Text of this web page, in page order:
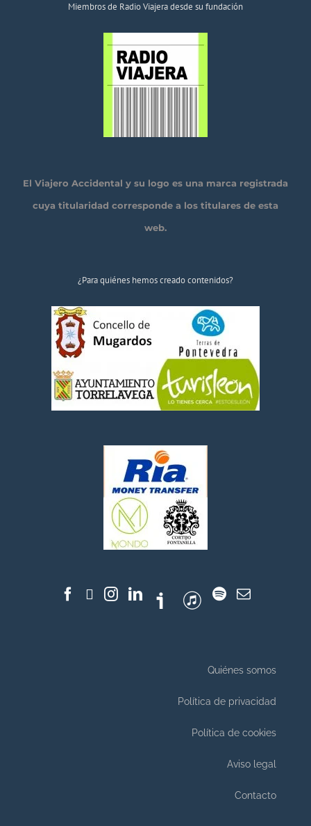
Miembros de Radio Viajera desde su fundación
El Viajero Accidental y su logo es una marca registrada
cuya titularidad corresponde a los titulares de esta
web.
¿Para quiénes hemos creado contenidos?
Quiénes somos
Política de privacidad
Política de cookies
Aviso legal
Contacto